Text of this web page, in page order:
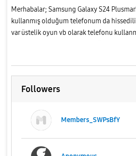
Merhabalar; Samsung Galaxy S24
kullanmış olduğum telefonum da
var üstelik oyun vb olarak telefonu
Followers
Members_SWPsBfY